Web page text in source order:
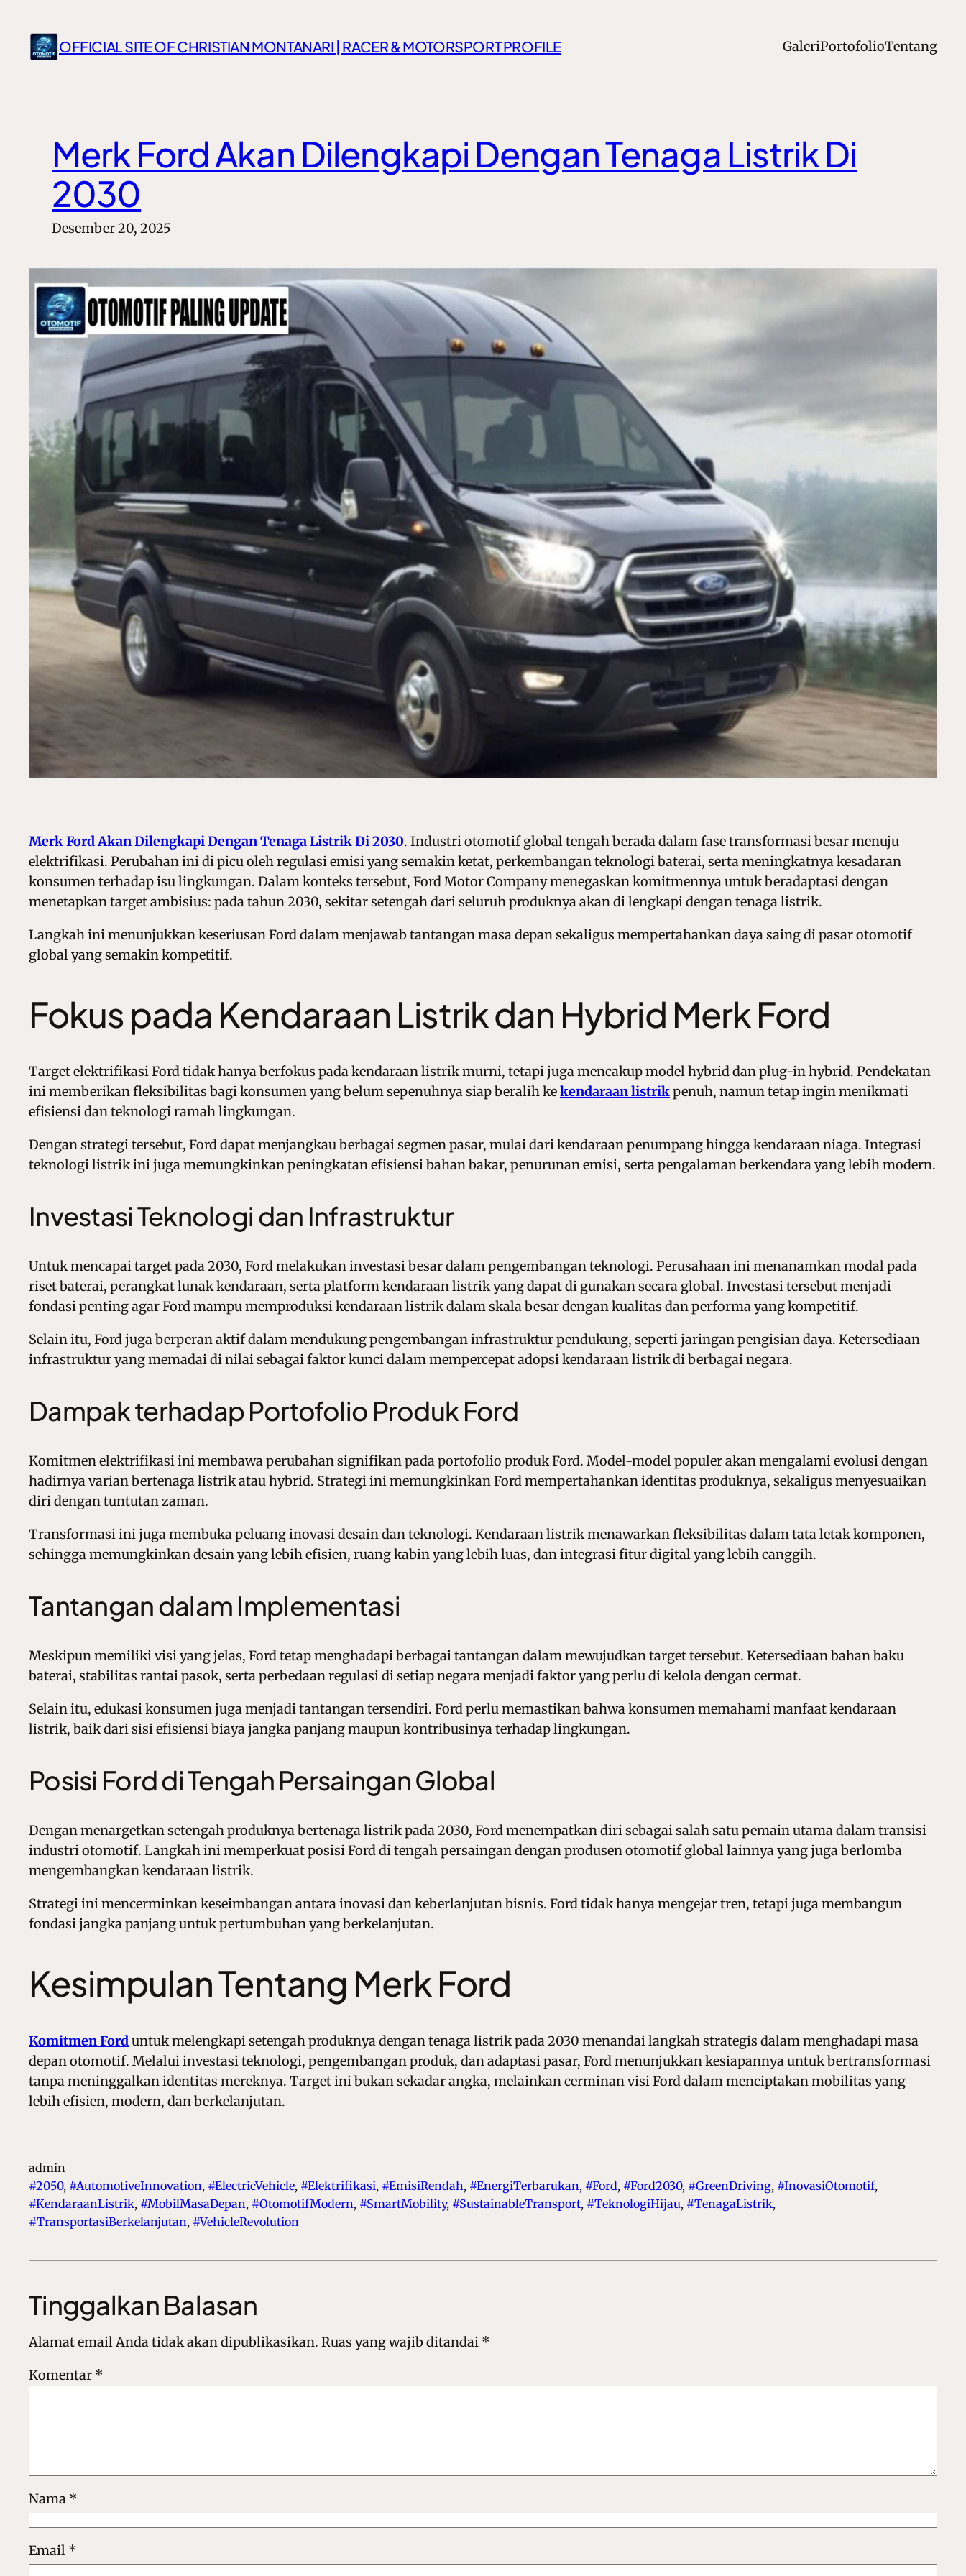
konten
OFFICIAL SITE OF CHRISTIAN MONTANARI | RACER & MOTORSPORT PROFILE GaleriPortofolioTentang
Merk Ford Akan Dilengkapi Dengan Tenaga Listrik Di
2030
Desember 20, 2025
Merk Ford Akan Dilengkapi Dengan Tenaga Listrik Di 2030. Industri otomotif global tengah berada dalam fase transformasi besar menuju
elektrifikasi. Perubahan ini di picu oleh regulasi emisi yang semakin ketat, perkembangan teknologi baterai, serta meningkatnya kesadaran
konsumen terhadap isu lingkungan. Dalam konteks tersebut, Ford Motor Company menegaskan komitmennya untuk beradaptasi dengan
menetapkan target ambisius: pada tahun 2030, sekitar setengah dari seluruh produknya akan di lengkapi dengan tenaga listrik.
Langkah ini menunjukkan keseriusan Ford dalam menjawab tantangan masa depan sekaligus mempertahankan daya saing di pasar otomotif
global yang semakin kompetitif.
Fokus pada Kendaraan Listrik dan Hybrid Merk Ford
Target elektrifikasi Ford tidak hanya berfokus pada kendaraan listrik murni, tetapi juga mencakup model hybrid dan plug-in hybrid. Pendekatan
ini memberikan fleksibilitas bagi konsumen yang belum sepenuhnya siap beralih kekendaraan listrikpenuh, namun tetap ingin menikmati
efisiensi dan teknologi ramah lingkungan.
Dengan strategi tersebut, Ford dapat menjangkau berbagai segmen pasar, mulai dari kendaraan penumpang hingga kendaraan niaga. Integrasi
teknologi listrik ini juga memungkinkan peningkatan efisiensi bahan bakar, penurunan emisi, serta pengalaman berkendara yang lebih modern.
Investasi Teknologi dan Infrastruktur
Untuk mencapai target pada 2030, Ford melakukan investasi besar dalam pengembangan teknologi. Perusahaan ini menanamkan modal pada
riset baterai, perangkat lunak kendaraan, serta platform kendaraan listrik yang dapat di gunakan secara global. Investasi tersebut menjadi
fondasi penting agar Ford mampu memproduksi kendaraan listrik dalam skala besar dengan kualitas dan performa yang kompetitif.
Selain itu, Ford juga berperan aktif dalam mendukung pengembangan infrastruktur pendukung, seperti jaringan pengisian daya. Ketersediaan
infrastruktur yang memadai di nilai sebagai faktor kunci dalam mempercepat adopsi kendaraan listrik di berbagai negara.
Dampak terhadap Portofolio Produk Ford
Komitmen elektrifikasi ini membawa perubahan signifikan pada portofolio produk Ford. Model-model populer akan mengalami evolusi dengan
hadirnya varian bertenaga listrik atau hybrid. Strategi ini memungkinkan Ford mempertahankan identitas produknya, sekaligus menyesuaikan
diri dengan tuntutan zaman.
Transformasi ini juga membuka peluang inovasi desain dan teknologi. Kendaraan listrik menawarkan fleksibilitas dalam tata letak komponen,
sehingga memungkinkan desain yang lebih efisien, ruang kabin yang lebih luas, dan integrasi fitur digital yang lebih canggih.
Tantangan dalam Implementasi
Meskipun memiliki visi yang jelas, Ford tetap menghadapi berbagai tantangan dalam mewujudkan target tersebut. Ketersediaan bahan baku
baterai, stabilitas rantai pasok, serta perbedaan regulasi di setiap negara menjadi faktor yang perlu di kelola dengan cermat.
Selain itu, edukasi konsumen juga menjadi tantangan tersendiri. Ford perlu memastikan bahwa konsumen memahami manfaat kendaraan
listrik, baik dari sisi efisiensi biaya jangka panjang maupun kontribusinya terhadap lingkungan.
Posisi Ford di Tengah Persaingan Global
Dengan menargetkan setengah produknya bertenaga listrik pada 2030, Ford menempatkan diri sebagai salah satu pemain utama dalam transisi
industri otomotif. Langkah ini memperkuat posisi Ford di tengah persaingan dengan produsen otomotif global lainnya yang juga berlomba
mengembangkan kendaraan listrik.
Strategi ini mencerminkan keseimbangan antara inovasi dan keberlanjutan bisnis. Ford tidak hanya mengejar tren, tetapi juga membangun
fondasi jangka panjang untuk pertumbuhan yang berkelanjutan.
Kesimpulan Tentang Merk Ford
Komitmen Forduntuk melengkapi setengah produknya dengan tenaga listrik pada 2030 menandai langkah strategis dalam menghadapi masa
depan otomotif. Melalui investasi teknologi, pengembangan produk, dan adaptasi pasar, Ford menunjukkan kesiapannya untuk bertransformasi
tanpa meninggalkan identitas mereknya. Target ini bukan sekadar angka, melainkan cerminan visi Ford dalam menciptakan mobilitas yang
lebih efisien, modern, dan berkelanjutan.
admin
#2050, #AutomotiveInnovation, #ElectricVehicle, #Elektrifikasi, #EmisiRendah, #EnergiTerbarukan, #Ford, #Ford2030, #GreenDriving, #InovasiOtomotif
#KendaraanListrik, #MobilMasaDepan, #OtomotifModern, #SmartMobility, #SustainableTransport, #TeknologiHijau, #TenagaListrik
#TransportasiBerkelanjutan, #VehicleRevolution
Tinggalkan Balasan
Alamat email Anda tidak akan dipublikasikan. Ruas yang wajib ditandai *
Komentar *
Nama *
Email *